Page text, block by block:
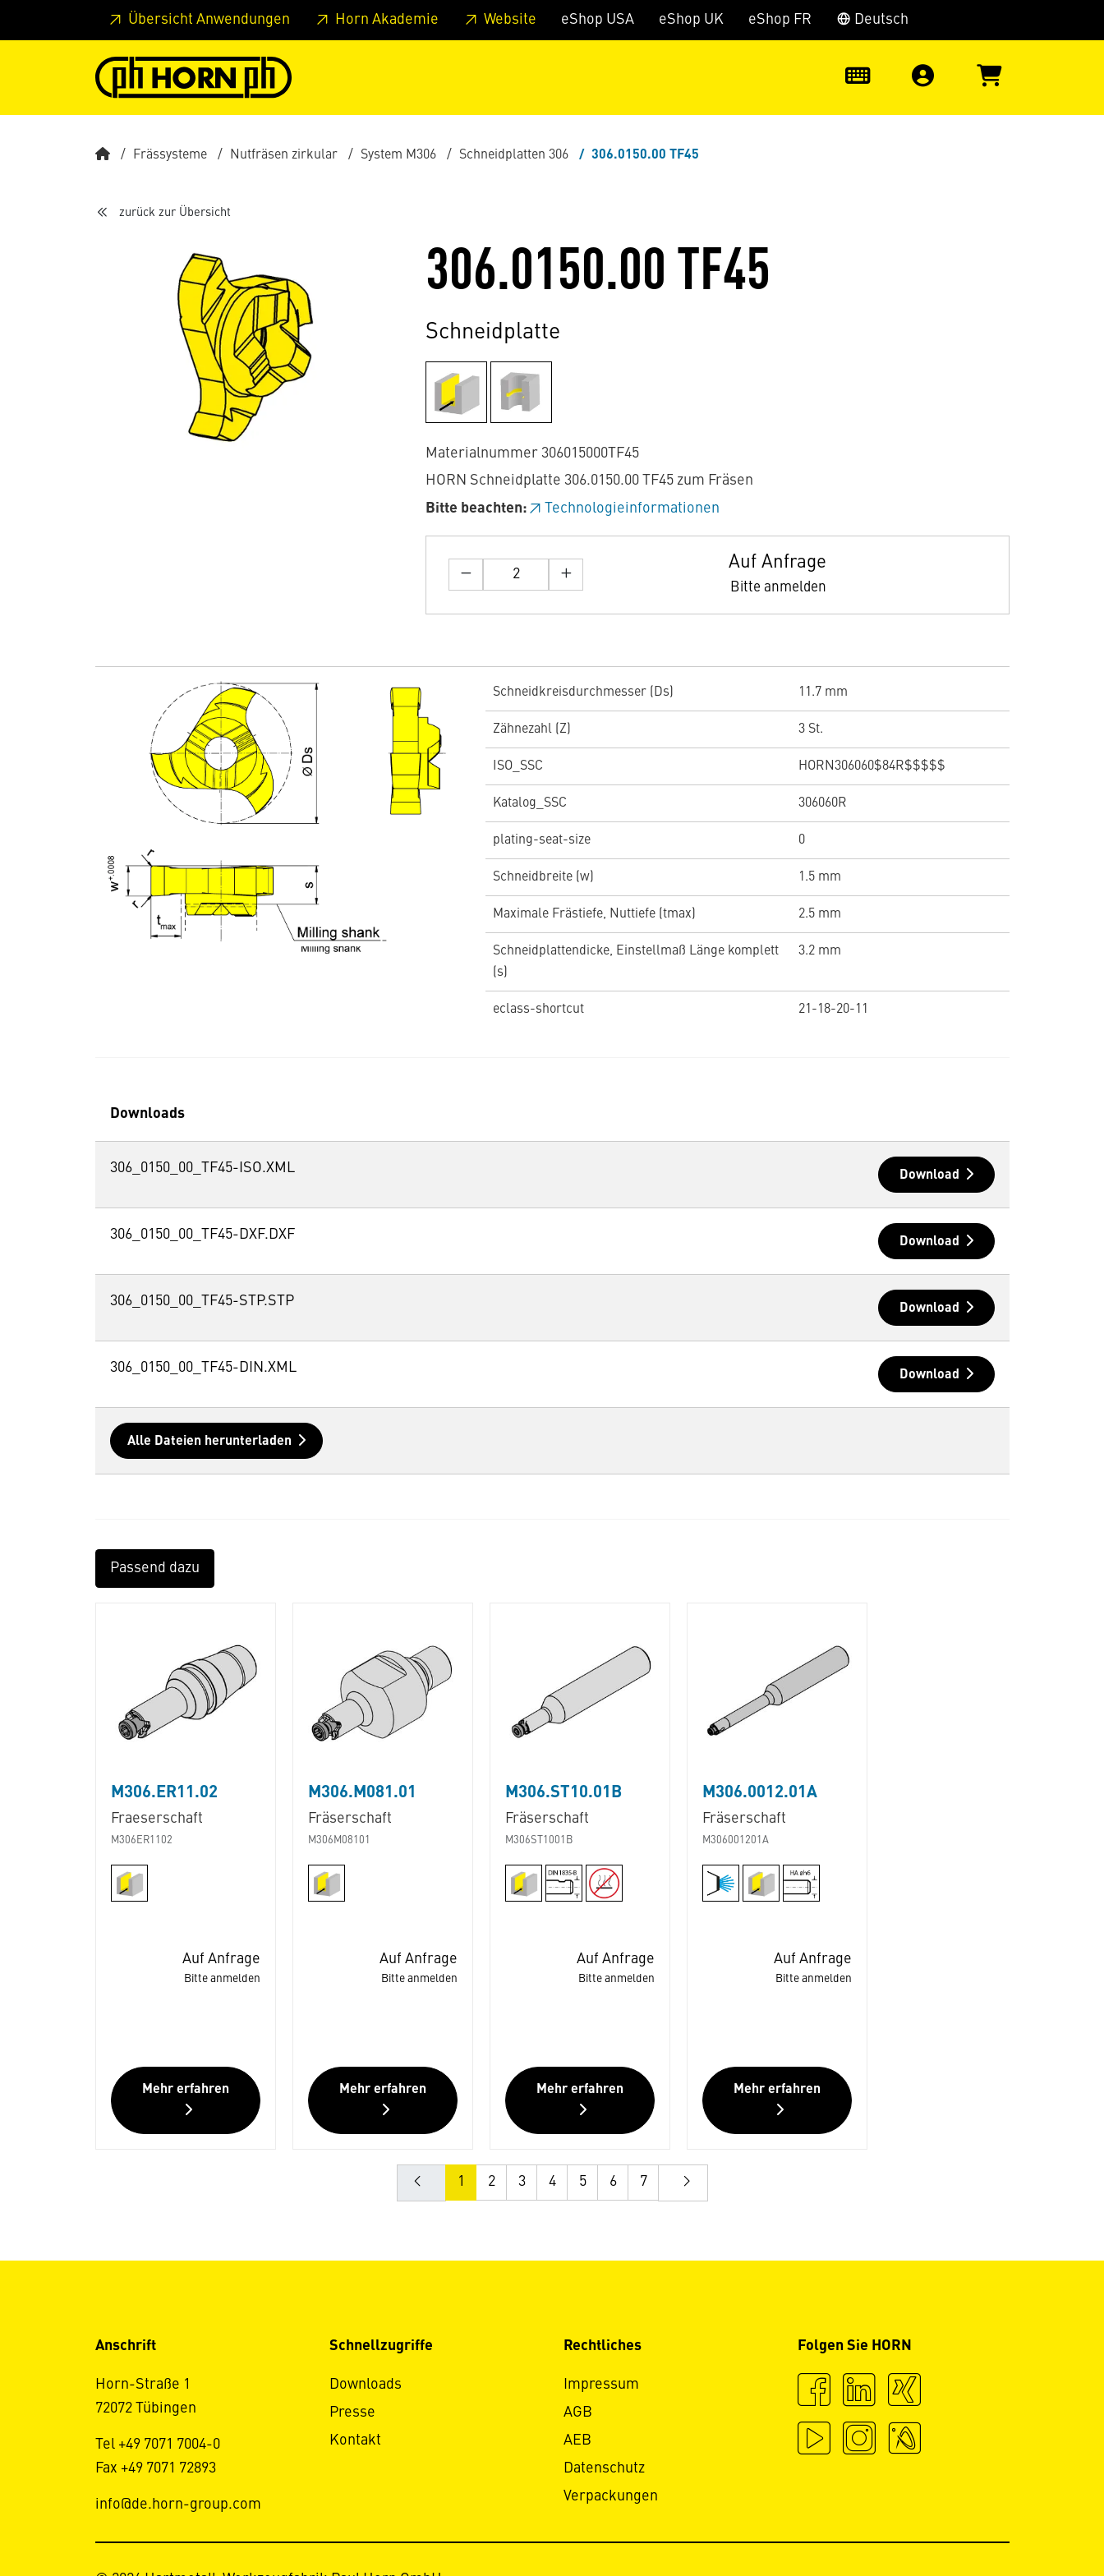
Springe zu Hauptinhalt Springe zum Header Springe zum Footer Springe zum Hauptmenu Springe zur Suche
Übersicht Anwendungen Horn Akademie Website eShop USA eShop UK eShop FR Deutsch
Frässysteme Nutfräsen zirkular System M306 Schneidplatten 306 306.0150.00 TF45
zurück zur Übersicht
306.0150.00 TF45
Schneidplatte
Materialnummer 306015000TF45
HORN Schneidplatte 306.0150.00 TF45 zum Fräsen
Bitte beachten:
Technologieinformationen
Auf Anfrage
Bitte anmelden
Schneidkreisdurchmesser (Ds) 11.7 mm
Zähnezahl (Z) 3 St.
ISO_SSC HORN306060$84R$$$$$
Katalog_SSC 306060R
plating-seat-size 0
Schneidbreite (w) 1.5 mm
Maximale Frästiefe, Nuttiefe (tmax) 2.5 mm
Schneidplattendicke, Einstellmaß Länge komplett
(s)
3.2 mm
eclass-shortcut 21-18-20-11
Downloads
306_0150_00_TF45-ISO.XML Download
306_0150_00_TF45-DXF.DXF Download
306_0150_00_TF45-STP.STP Download
306_0150_00_TF45-DIN.XML Download
Alle Dateien herunterladen
Passend dazu
M306.ER11.02
Fraeserschaft
M306ER1102
Auf Anfrage
Bitte anmelden
Mehr erfahren
M306.M081.01
Fräserschaft
M306M08101
Auf Anfrage
Bitte anmelden
Mehr erfahren
M306.ST10.01B
Fräserschaft
M306ST1001B
Auf Anfrage
Bitte anmelden
Mehr erfahren
M306.0012.01A
Fräserschaft
M306001201A
Auf Anfrage
Bitte anmelden
Mehr erfahren
1 2 3 4 5 6 7
Anschrift
Horn-Straße 1
72072 Tübingen
Tel +49 7071 7004-0
Fax +49 7071 72893
info@de.horn-group.com
Schnellzugriffe
Downloads
Presse
Kontakt
Rechtliches
Impressum
AGB
AEB
Datenschutz
Verpackungen
Folgen Sie HORN